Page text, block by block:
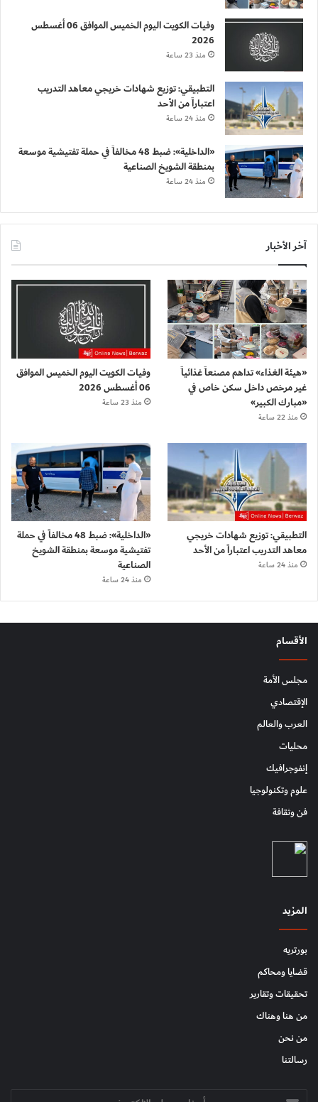
وفيات الكويت اليوم الخميس الموافق 06 أغسطس
2026
منذ 23 ساعة
التطبيقي: توزيع شهادات خريجي معاهد التدريب
اعتباراً من الأحد
منذ 24 ساعة
«الداخلية»: ضبط 48 مخالفاً في حملة تفتيشية موسعة
بمنطقة الشويخ الصناعية
منذ 24 ساعة
آخر الأخبار
«هيئة الغذاء» تداهم مصنعاً غذائياً
غير مرخص داخل سكن خاص في
«مبارك الكبير»
منذ 22 ساعة
وفيات الكويت اليوم الخميس الموافق
06 أغسطس 2026
منذ 23 ساعة
التطبيقي: توزيع شهادات خريجي
معاهد التدريب اعتباراً من الأحد
منذ 24 ساعة
«الداخلية»: ضبط 48 مخالفاً في حملة
تفتيشية موسعة بمنطقة الشويخ
الصناعية
منذ 24 ساعة
الأقسام
مجلس الأمة
الإقتصادي
العرب والعالم
محليات
إنفوجرافيك
علوم وتكنولوجيا
فن وثقافة
المزيد
بورتريه
قضايا ومحاكم
تحقيقات وتقارير
من هنا وهناك
من نحن
رسالتنا
أدخل